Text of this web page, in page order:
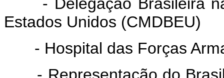
Estados Unidos (CMDBEU)
- Hospital das Forças